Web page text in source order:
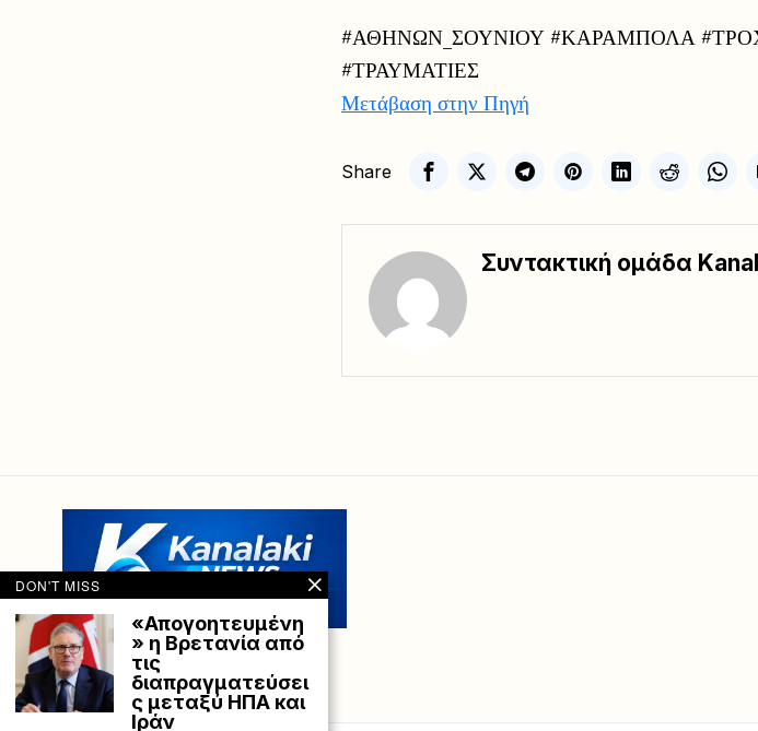
#ΑΘΗΝΩΝ_ΣΟΥΝΙΟΥ #ΚΑΡΑΜΠΟΛΑ
#ΤΡΑΥΜΑΤΙΕΣ
Μετάβαση στην Πηγή
Share
Συντακτική ομάδα
DON'T MISS
«Απογοητευμένη
» η Βρετανία από
τις
διαπραγματεύσει
ς μεταξύ ΗΠΑ και
Ιράν